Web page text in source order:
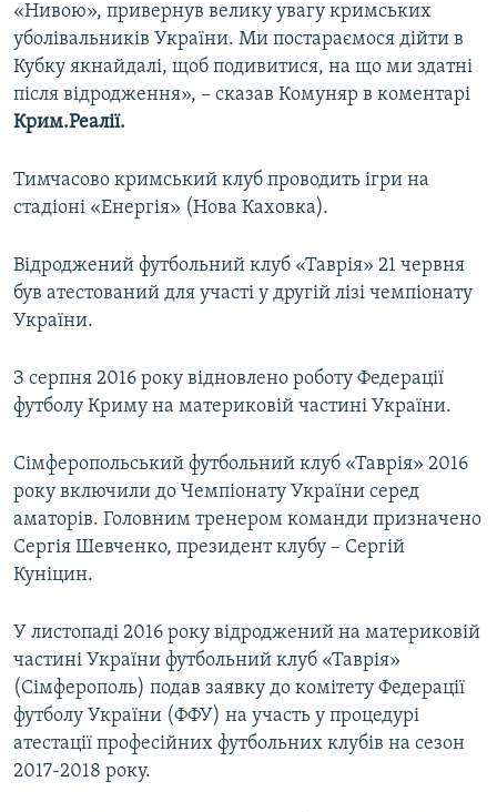
«Нивою», привернув велику увагу кримських
уболівальників України. Ми постараємося дійти в
Кубку якнайдалі, щоб подивитися, на що ми здатні
після відродження», – сказав Комуняр в коментарі
Крим.Реалії.
Тимчасово кримський клуб проводить ігри на
стадіоні «Енергія» (Нова Каховка).
Відроджений футбольний клуб «Таврія» 21 червня
був атестований для участі у другій лізі чемпіонату
України.
З серпня 2016 року відновлено роботу Федерації
футболу Криму на материковій частині України.
Сімферопольський футбольний клуб «Таврія» 2016
року включили до Чемпіонату України серед
аматорів. Головним тренером команди призначено
Сергія Шевченко, президент клубу – Сергій
Куніцин.
У листопаді 2016 року відроджений на материковій
частині України футбольний клуб «Таврія»
(Сімферополь) подав заявку до комітету Федерації
футболу України (ФФУ) на участь у процедурі
атестації професійних футбольних клубів на сезон
2017-2018 року.